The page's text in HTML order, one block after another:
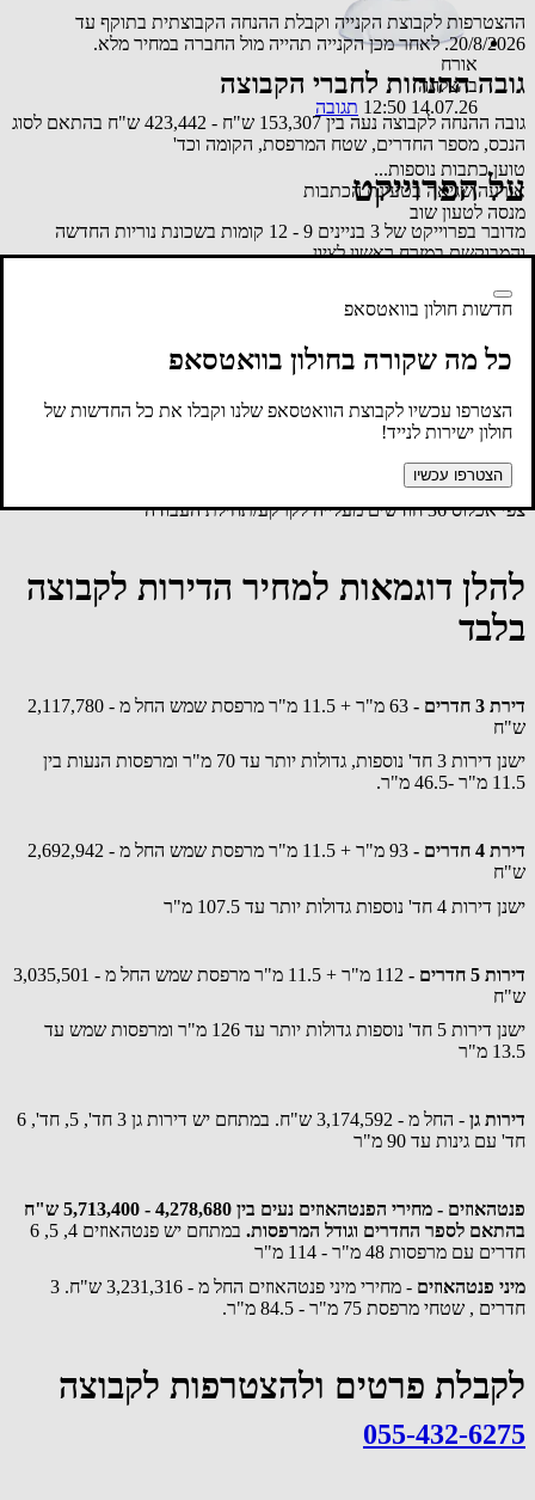
ההצטרפות לקבוצת הקנייה וקבלת ההנחה הקבוצתית בתוקף עד
20/8/2026. לאחר מכן הקנייה תהייה מול החברה במחיר מלא.
גובה ההנחות לחברי הקבוצה
גובה ההנחה לקבוצה נעה בין 153,307 ש"ח - 423,442 ש"ח בהתאם לסוג
הנכס, מספר החדרים, שטח המרפסת, הקומה וכד'
על הפרוייקט
מדובר בפרוייקט של 3 בניינים 9 - 12 קומות בשכונת נוריות החדשה
והמבוקשת במזרח ראשון לציון.
לקראת מסירת המפתח. במסלול פטור מהצמדה למדד.
מארגני הקבוצה השיגו הנחות משמעתיות המגיעות עד מאות אלפי ש"ח
לדירות בשכונה, הזהות לדירות הקבוצה ולמתחמים אחרים הנבנים
לכל דירה חניה מקורה תת קרקעית. לפנטהאוז 2 חניות
בתשלום.
צפי אכלוס 36 חודשים מעלייה לקרקע/תחילת העבודה
להלן דוגמאות למחיר הדירות לקבוצה
בלבד
דירת 3 חדרים -
63 מ"ר + 11.5 מ"ר מרפסת שמש החל מ - 2,117,780
ש"ח
ישנן דירות 3 חד' נוספות, גדולות יותר עד 70 מ"ר ומרפסות הנעות בין
11.5 מ"ר -46.5 מ"ר.
דירת 4 חדרים -
93 מ"ר + 11.5 מ"ר מרפסת שמש החל מ - 2,692,942
ש"ח
ישנן דירות 4 חד' נוספות גדולות יותר עד 107.5 מ"ר
דירות 5 חדרים -
112 מ"ר + 11.5 מ"ר מרפסת שמש החל מ - 3,035,501
ש"ח
ישנן דירות 5 חד' נוספות גדולות יותר עד 126 מ"ר ומרפסות שמש עד
13.5 מ"ר
דירות גן
- החל מ - 3,174,592 ש"ח. במתחם יש דירות גן 3 חד', 5, חד', 6
חד' עם גינות עד 90 מ"ר
פנטהאוזים - מחירי הפנטהאוזים נעים בין 4,278,680 - 5,713,400 ש"ח
בהתאם לספר החדרים וגודל המרפסות.
במתחם יש פנטהאוזים 4, 5, 6
חדרים עם מרפסות 48 מ"ר - 114 מ"ר
מיני פנטהאוזים
- מחירי מיני פנטהאוזים החל מ - 3,231,316 ש"ח. 3
חדרים , שטחי מרפסת 75 מ"ר - 84.5 מ"ר.
לקבלת פרטים ולהצטרפות לקבוצה
055-432-6275
אורח
בהצלחה
14.07.26 12:50
תגובה
טוען כתבות נוספות...
אירעה שגיאה בטעינת הכתבות
מנסה לטעון שוב
חדשות חולון בוואטסאפ
כל מה שקורה בחולון בוואטסאפ
הצטרפו עכשיו לקבוצת הוואטסאפ שלנו וקבלו את כל החדשות של
חולון ישירות לנייד!
הצטרפו עכשיו